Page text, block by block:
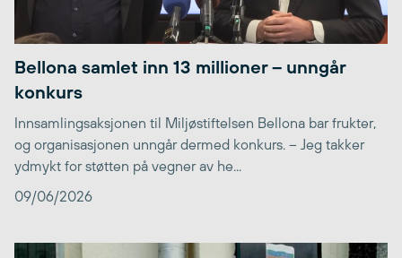
Bellona samlet inn 13 millioner – unngår
konkurs
Innsamlingsaksjonen til Miljøstiftelsen Bellona bar frukter,
og organisasjonen unngår dermed konkurs. – Jeg takker
ydmykt for støtten på vegner av he...
09/06/2026